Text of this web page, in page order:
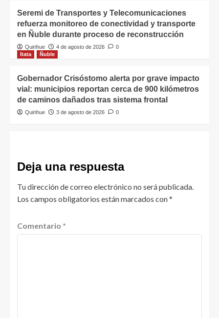
Seremi de Transportes y Telecomunicaciones
refuerza monitoreo de conectividad y transporte
en Ñuble durante proceso de reconstrucción
Quirihue 4 de agosto de 2026
0
Itata
Ñuble
Gobernador Crisóstomo alerta por grave impacto
vial: municipios reportan cerca de 900 kilómetros
de caminos dañados tras sistema frontal
Quirihue 3 de agosto de 2026 0
Deja una respuesta
Tu dirección de correo electrónico no será publicada.
Los campos obligatorios están marcados con*
Comentario *